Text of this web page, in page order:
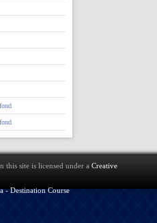
this site is licensed under a Creative
- Destination Course